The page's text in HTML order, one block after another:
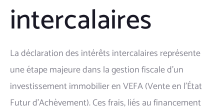
intercalaires
La déclaration des intérêts intercalaires représente
une étape majeure dans la gestion fiscale d'un
investissement immobilier en VEFA (Vente en l'État
Futur d'Achèvement). Ces frais, liés au financement